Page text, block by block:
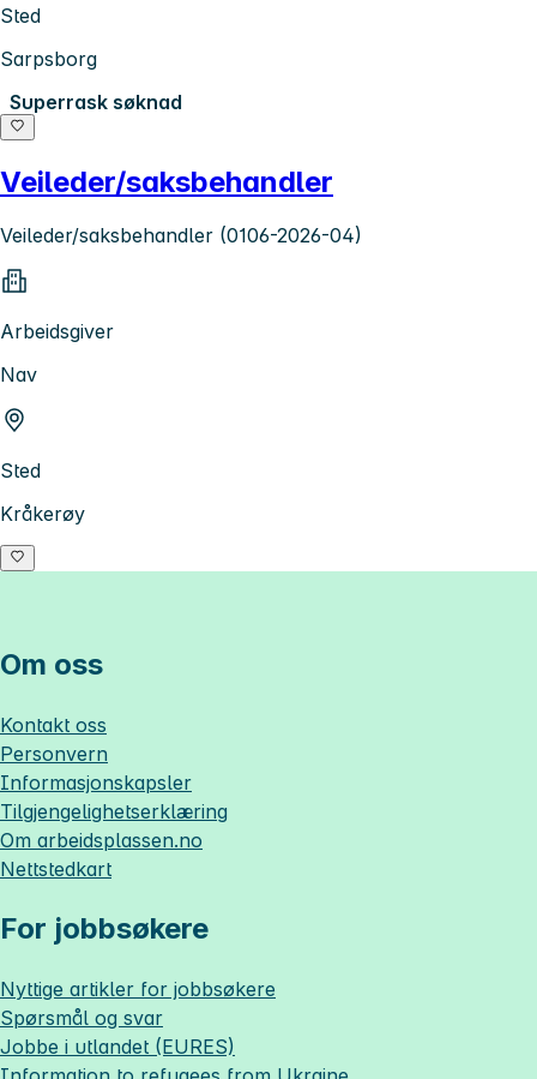
Sted
Sarpsborg
Superrask søknad
Veileder/saksbehandler
Veileder/saksbehandler (0106-2026-04)
Arbeidsgiver
Nav
Sted
Kråkerøy
Om oss
Kontakt oss
Personvern
Informasjonskapsler
Tilgjengelighetserklæring
Om arbeidsplassen.no
Nettstedkart
For jobbsøkere
Nyttige artikler for jobbsøkere
Spørsmål og svar
Jobbe i utlandet (EURES)